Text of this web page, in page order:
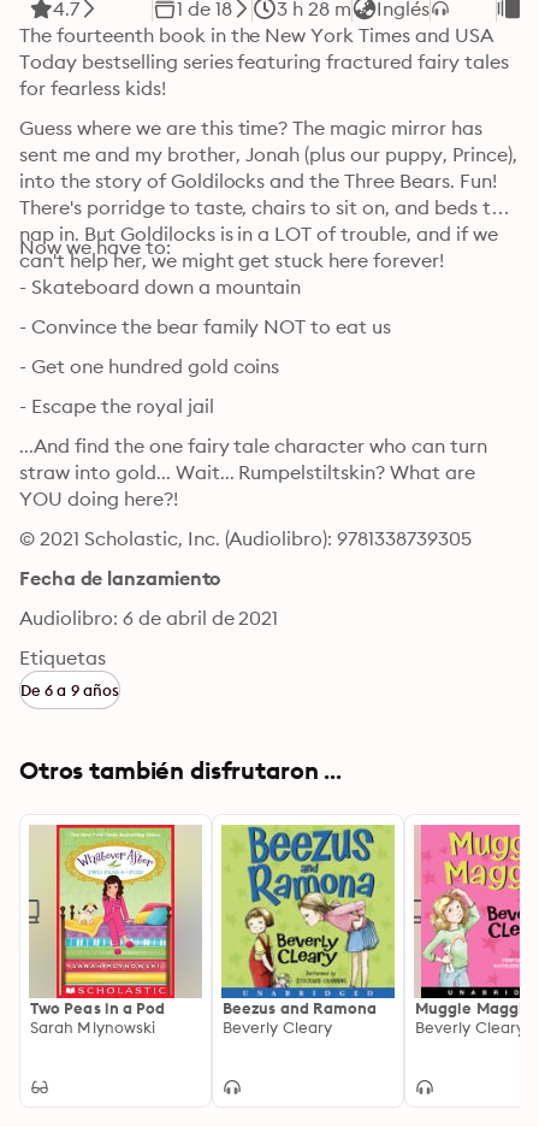
4.7 1 de 18 3 h 28 m Inglés
The fourteenth book in the New York Times and USA
Today bestselling series featuring fractured fairy tales
for fearless kids!
Guess where we are this time? The magic mirror has
sent me and my brother, Jonah (plus our puppy, Prince),
into the story of Goldilocks and the Three Bears. Fun!
There's porridge to taste, chairs to sit on, and beds to
nap in. But Goldilocks is in a LOT of trouble, and if we
can't help her, we might get stuck here forever!
Now we have to:
- Skateboard down a mountain
- Convince the bear family NOT to eat us
- Get one hundred gold coins
- Escape the royal jail
...And find the one fairy tale character who can turn
straw into gold... Wait... Rumpelstiltskin? What are
YOU doing here?!
© 2021 Scholastic, Inc. (Audiolibro): 9781338739305
Fecha de lanzamiento
Audiolibro: 6 de abril de 2021
Etiquetas
De 6 a 9 años
Otros también disfrutaron ...
Two Peas in a Pod
Sarah Mlynowski
Beezus and Ramona
Beverly Cleary
Muggie Maggie
Beverly Cleary